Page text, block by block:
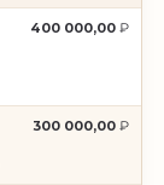
400 000,00
300 000,00